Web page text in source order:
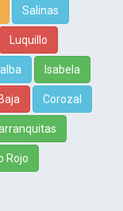
Salinas
Luquillo
Isabela
Corozal
Rojo